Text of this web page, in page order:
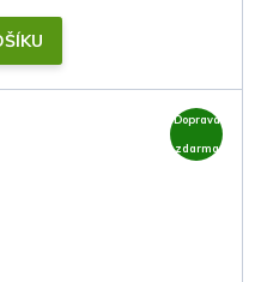
Doprava
zdarma